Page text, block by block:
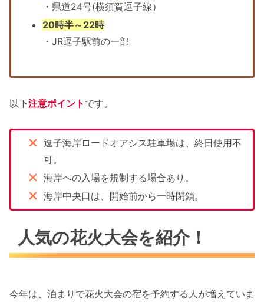
・県道24号(横須賀逗子線）
20時半～22時
・JR逗子駅前の一部
以下注意ポイント です。
逗子海岸ロードオアシス駐車場は、終日使用不
可。
海岸への入場を規制する場合あり。
海岸中央口は、開始前から一時閉鎖。
人気の花火大会を紹介！
今年は、泊まりで花火大会の宿を予約する人が増えていま